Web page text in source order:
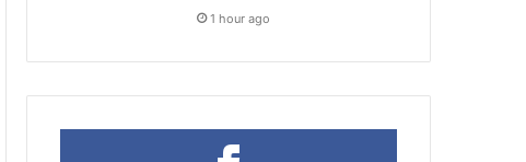
1 hour ago